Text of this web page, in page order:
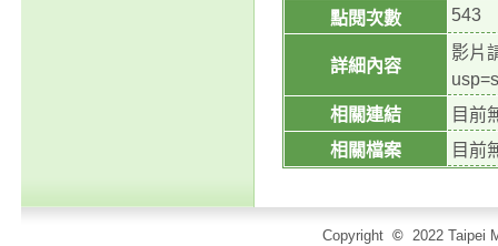
點閱次數
543
詳細內容
影片
相關連結
目前
相關檔案
目前
Copyright © 2022 Taipei